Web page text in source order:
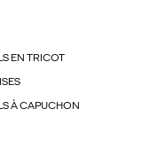
EN TRICOT
À CAPUCHON